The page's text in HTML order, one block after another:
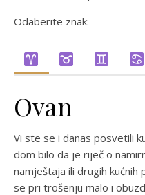
Odaberite znak:
Ovan
Vi ste se i danas posvetili
dom bilo da je riječ o
namještaja ili drugih
se pri trošenju malo i